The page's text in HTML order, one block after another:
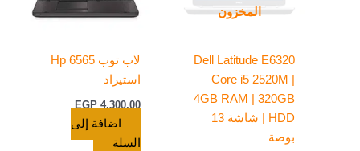
المخزون
Dell Latitude E6320
Core i5 2520M |
4GB RAM | 320GB
HDD | شاشة 13
بوصة
لاب توب Hp 6565
استيراد
EGP4.300,00
إضافة إلى
السلة